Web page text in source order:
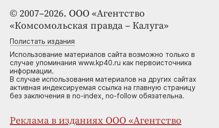
© 2007–2026. ООО «Агентство
«Комсомольская правда – Калуга»
Полистать издания
Использование материалов сайта возможно только в
случае упоминания www.kp40.ru как первоисточника
информации.
В случае использования материалов на других сайтах
активная индексируемая ссылка на главную страницу
без заключения в no-index, no-follow обязательна.
Реклама в изданиях ООО «Агентство